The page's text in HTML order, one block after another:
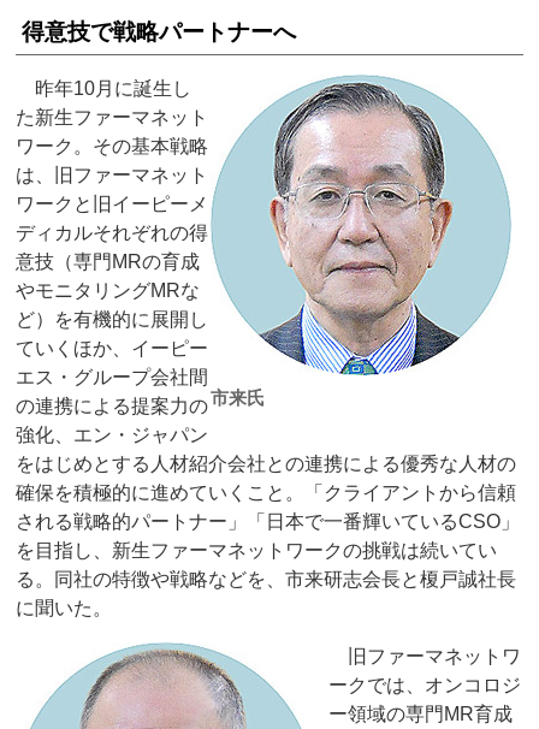
得意技で戦略パートナーへ
市来氏
昨年10月に誕生し
た新生ファーマネット
ワーク。その基本戦略
は、旧ファーマネット
ワークと旧イーピーメ
ディカルそれぞれの得
意技（専門MRの育成
やモニタリングMRな
ど）を有機的に展開し
ていくほか、イーピー
エス・グループ会社間
の連携による提案力の
強化、エン・ジャパン
をはじめとする人材紹介会社との連携による優秀な人材の
確保を積極的に進めていくこと。「クライアントから信頼
される戦略的パートナー」「日本で一番輝いているCSO」
を目指し、新生ファーマネットワークの挑戦は続いてい
る。同社の特徴や戦略などを、市来研志会長と榎戸誠社長
に聞いた。
旧ファーマネットワ
ークでは、オンコロジ
ー領域の専門MR育成